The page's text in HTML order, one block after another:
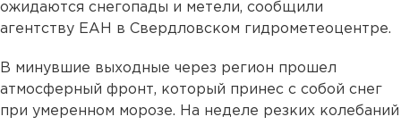
ожидаются снегопады и метели, сообщили
агентству ЕАН в Свердловском гидрометеоцентре.
В минувшие выходные через регион прошел
атмосферный фронт, который принес с собой снег
при умеренном морозе. На неделе резких колебаний